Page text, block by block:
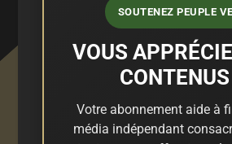
SOUTENEZ PEUPLE
VOUS
Votre abonnement aide à
média indépendant